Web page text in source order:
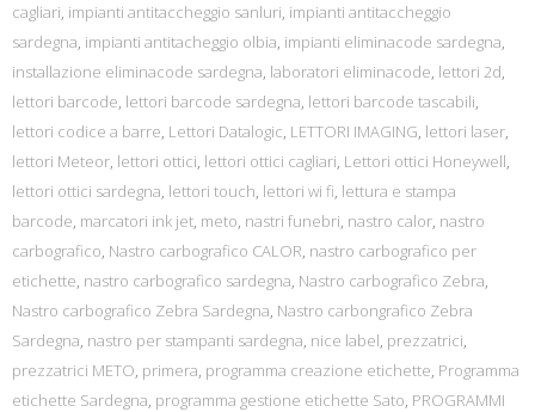
cagliari, impianti antitaccheggio sanluri, impianti antitaccheggio
sardegna, impianti antitacheggio olbia, impianti eliminacode sardegna,
installazione eliminacode sardegna, laboratori eliminacode, lettori 2d,
lettori barcode, lettori barcode sardegna, lettori barcode tascabili,
lettori codice a barre, Lettori Datalogic, LETTORI IMAGING, lettori laser,
lettori Meteor, lettori ottici, lettori ottici cagliari, Lettori ottici Honeywell,
lettori ottici sardegna, lettori touch, lettori wi fi, lettura e stampa
barcode, marcatori ink jet, meto, nastri funebri, nastro calor, nastro
carbografico, Nastro carbografico CALOR, nastro carbografico per
etichette, nastro carbografico sardegna, Nastro carbografico Zebra,
Nastro carbografico Zebra Sardegna, Nastro carbongrafico Zebra
Sardegna, nastro per stampanti sardegna, nice label, prezzatrici,
prezzatrici METO, primera, programma creazione etichette, Programma
etichette Sardegna, programma gestione etichette Sato, PROGRAMMI